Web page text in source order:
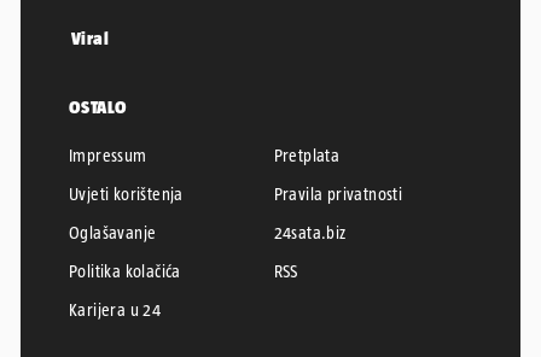
Viral
OSTALO
Impressum
Pretplata
Uvjeti korištenja
Pravila privatnosti
Oglašavanje
24sata.biz
Politika kolačića
RSS
Karijera u 24